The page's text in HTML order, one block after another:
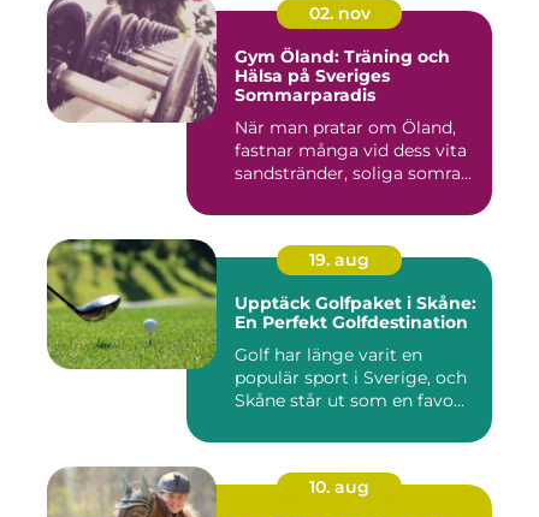
02. nov
Gym Öland: Träning och
Hälsa på Sveriges
Sommarparadis
När man pratar om Öland,
fastnar många vid dess vita
sandstränder, soliga somra...
19. aug
Upptäck Golfpaket i Skåne:
En Perfekt Golfdestination
Golf har länge varit en
populär sport i Sverige, och
Skåne står ut som en favo...
10. aug